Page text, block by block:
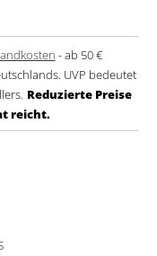
- ab 50 €
UVP bedeutet
Reduzierte Preise
reicht.